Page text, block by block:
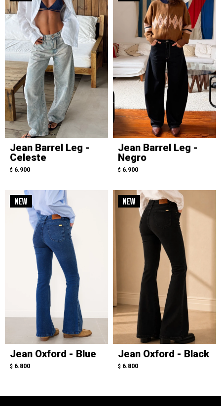
Jean Barrel Leg -
Celeste
$ 6.900
Jean Barrel Leg -
Negro
$ 6.900
Jean Oxford - Blue
$ 6.800
Jean Oxford - Black
$ 6.800